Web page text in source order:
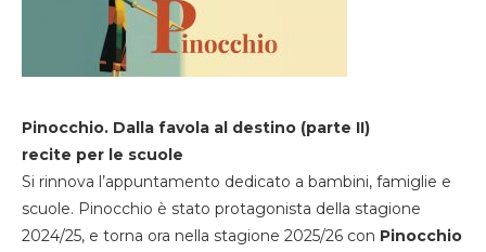
Pinocchio. Dalla favola al destino (parte II)
recite per le scuole
Si rinnova l’appuntamento dedicato a bambini, famiglie e
scuole. Pinocchio è stato protagonista della stagione
2024/25, e torna ora nella stagione 2025/26 con Pinocchio